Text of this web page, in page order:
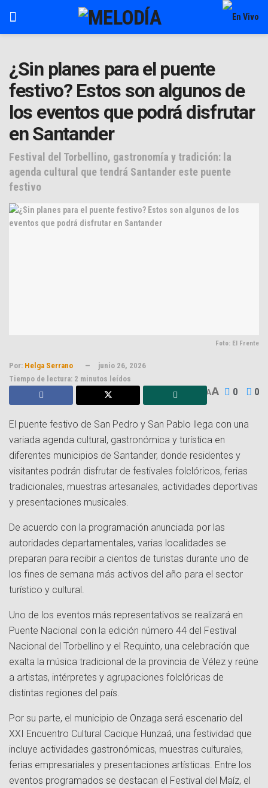
¿Sin planes para el puente
festivo? Estos son algunos de
los eventos que podrá disfrutar
en Santander
Festival del Torbellino, gastronomía y tradición: la
agenda cultural que tendrá Santander este puente
festivo
Foto: El Frente
Por: Helga Serrano
junio 26, 2026
Tiempo de lectura: 2 minutos leídos
AA 0 0
El puente festivo de San Pedro y San Pablo llega con una
variada agenda cultural, gastronómica y turística en
diferentes municipios de Santander, donde residentes y
visitantes podrán disfrutar de festivales folclóricos, ferias
tradicionales, muestras artesanales, actividades deportivas
y presentaciones musicales.
De acuerdo con la programación anunciada por las
autoridades departamentales, varias localidades se
preparan para recibir a cientos de turistas durante uno de
los fines de semana más activos del año para el sector
turístico y cultural.
Uno de los eventos más representativos se realizará en
Puente Nacional con la edición número 44 del Festival
Nacional del Torbellino y el Requinto, una celebración que
exalta la música tradicional de la provincia de Vélez y reúne
a artistas, intérpretes y agrupaciones folclóricas de
distintas regiones del país.
Por su parte, el municipio de Onzaga será escenario del
XXI Encuentro Cultural Cacique Hunzaá, una festividad que
incluye actividades gastronómicas, muestras culturales,
ferias empresariales y presentaciones artísticas. Entre los
eventos programados se destacan el Festival del Maíz, el